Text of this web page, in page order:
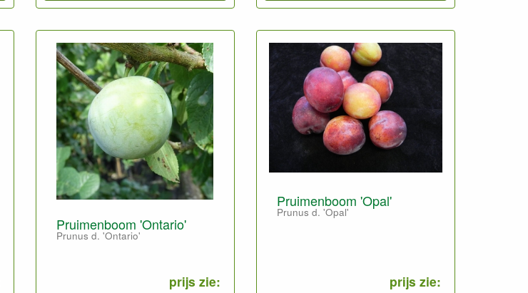
Pruimenboom 'Ontario'
Prunus d. 'Ontario'
prijs zie:
Pruimenboom 'Opal'
Prunus d. 'Opal'
prijs zie: